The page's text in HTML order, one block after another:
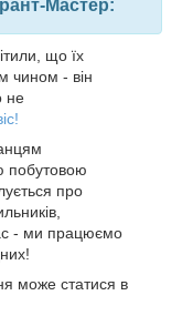
Мастер:
що їх
чином - він
не
побутовою
про
- ми працюємо
може статися в